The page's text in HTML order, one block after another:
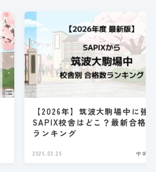
【2026年】筑波大駒場中に強
SAPIX校舎はどこ？最新合格
ランキング
2026.03.26 中学別